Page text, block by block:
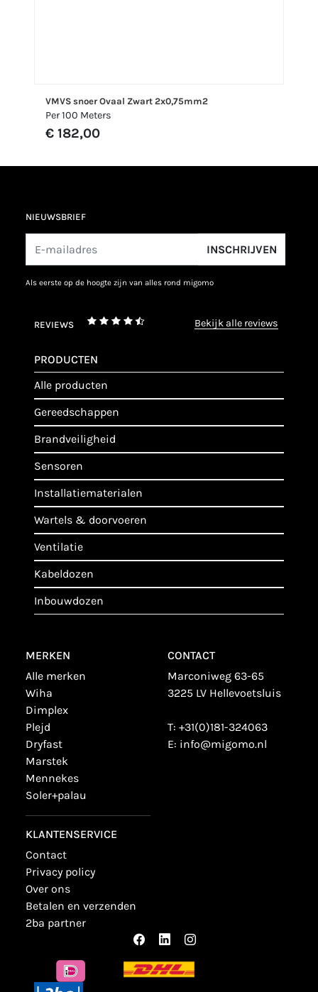
VMVS snoer Ovaal Zwart 2x0,75mm2
Per 100 Meters
€ 182,00
NIEUWSBRIEF
INSCHRIJVEN
als eerste op de hoogte zijn van alles rond migomo
REVIEWS bekijk alle reviews
PRODUCTEN
alle producten
gereedschappen
brandveiligheid
sensoren
installatiematerialen
wartels & doorvoeren
ventilatie
kabeldozen
inbouwdozen
MERKEN
alle merken
wiha
dimplex
plejd
dryfast
marstek
mennekes
soler+palau
KLANTENSERVICE
contact
privacy policy
over ons
betalen en verzenden
2ba partner
CONTACT
Marconiweg 63-65
3225 LV Hellevoetsluis
T: +31(0)181-324063
E: info@migomo.nl